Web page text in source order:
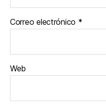
Correo electrónico *
Web